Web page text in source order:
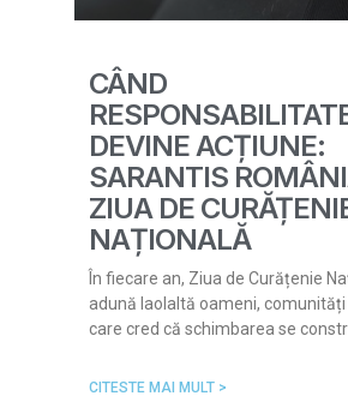
CÂND
DEVINE ACȚIUNE:
SARANTIS
ZIUA DE
NAȚIONALĂ
În fiecare an, Ziua de Curățenie
adună laolaltă oameni,
care cred că schimbarea se
CITESTE MAI MULT >